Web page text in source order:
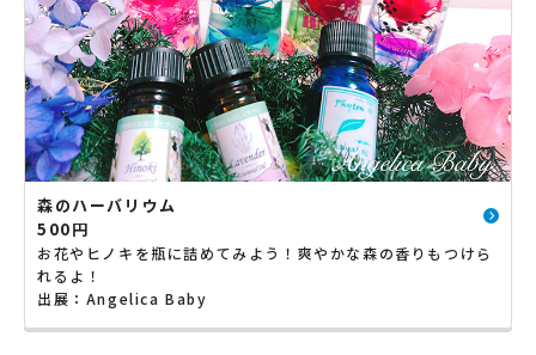
森のハーバリウム
500円
お花やヒノキを瓶に詰めてみよう！爽やかな森の香りもつけら
れるよ！
出展：Angelica Baby